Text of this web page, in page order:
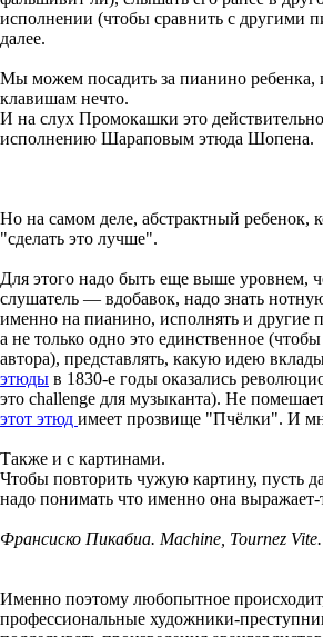
исполнении (чтобы сравнить с другими
далее.
Мы можем посадить за пианино ребенка,
клавишам нечто.
И на слух Промокашки это
исполнению Шараповым этюда Шопена.
Но на самом деле, абстрактный ребенок,
"сделать это лучше".
Для этого надо быть еще выше уровнем,
слушатель — вдобавок, надо знать
именно на пианино, исполнять и другие
а не только одно это единственное
автора), представлять, какую идею
этюды в 1830-е годы оказались
это challenge для музыканта). Не
этот этюд имеет прозвище "Пчёлки". И
Также и с картинами.
Чтобы повторить чужую картину, пусть
надо понимать что именно она выражает-
Франсиско Пикабиа. Machine, Tournez
Именно поэтому любопытное
профессиональные художники-